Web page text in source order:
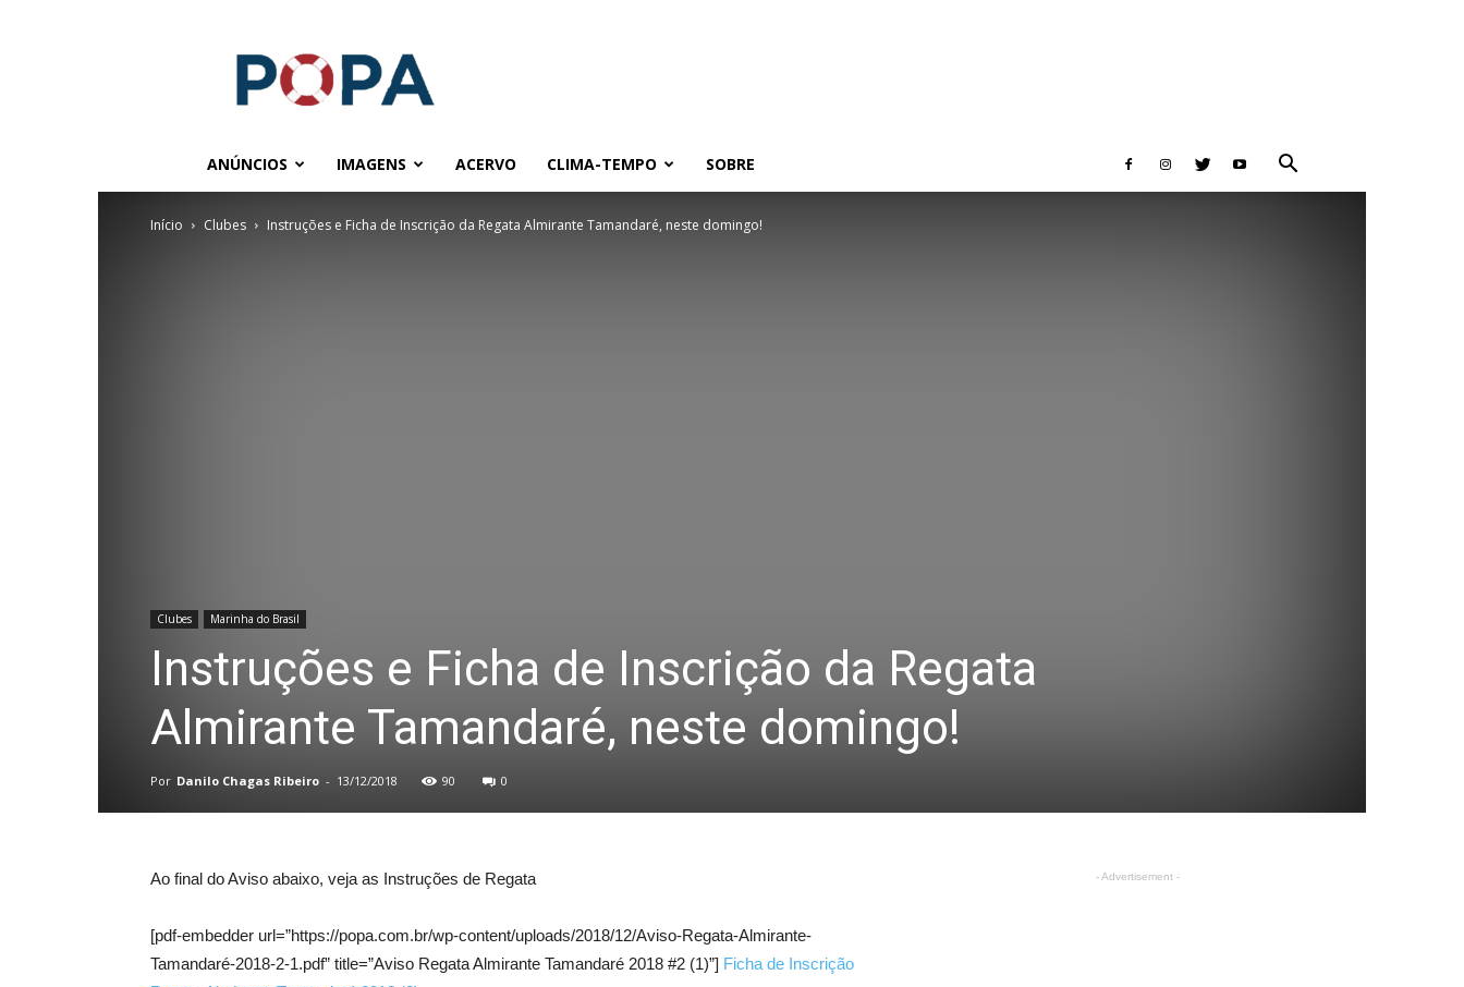
ANÚNCIOS IMAGENS ACERVO CLIMA-TEMPO SOBRE
Início Clubes Instruções e Ficha de Inscrição da Regata Almirante Tamandaré, neste domingo!
Clubes Marinha do Brasil
Instruções e Ficha de Inscrição da Regata
Almirante Tamandaré, neste domingo!
Por Danilo Chagas Ribeiro - 13/12/2018 90 0
Ao final do Aviso abaixo, veja as Instruções de Regata
[pdf-embedder url=”https://popa.com.br/wp-content/uploads/2018/12/Aviso-Regata-Almirante-
Tamandaré-2018-2-1.pdf” title=”Aviso Regata Almirante Tamandaré 2018 #2 (1)”] Ficha de Inscrição
- Advertisement -